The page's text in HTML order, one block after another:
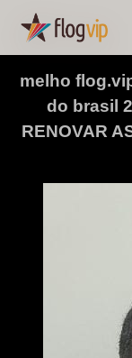
melho
do brasil
RENOVAR